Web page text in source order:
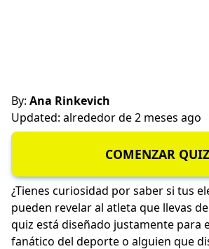
By: Ana Rinkevich
Updated: alrededor de 2 meses ago
COMENZAR QUIZ
¿Tienes curiosidad por saber si tus
pueden revelar al atleta que llevas
quiz está diseñado justamente para
fanático del deporte o alguien que